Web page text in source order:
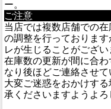
ー。
ご注意
当店では複数店舗での
の調整を行っておりま
レが生じることがござい
在庫数の更新が間に合
なり後ほどご連絡させて
大変ご迷惑をおかけす
承くださいますようよろ